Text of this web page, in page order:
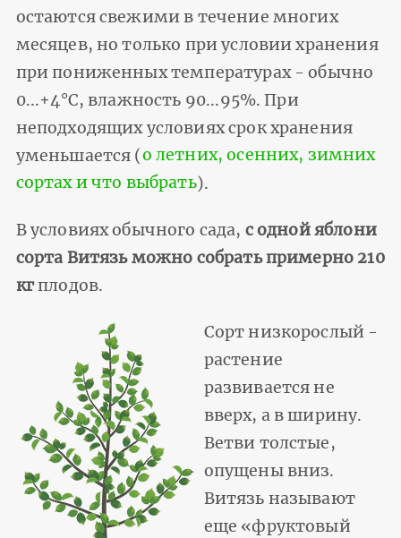
остаются свежими в течение многих
месяцев, но только при условии хранения
при пониженных температурах - обычно
0...+4°С, влажность 90...95%. При
неподходящих условиях срок хранения
уменьшается (о летних, осенних, зимних
сортах и что выбрать).
В условиях обычного сада, с одной яблони
сорта Витязь можно собрать примерно 210
кгплодов.
Сорт низкорослый -
растение
развивается не
вверх, а в ширину.
Ветви толстые,
опущены вниз.
Витязь называют
еще «фруктовый